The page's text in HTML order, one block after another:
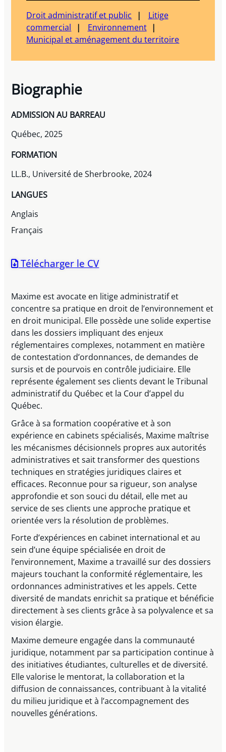
Droit administratif et public
Litige
commercial
Environnement
Municipal et aménagement du territoire
Biographie
ADMISSION AU BARREAU
Québec, 2025
FORMATION
LL.B., Université de Sherbrooke, 2024
LANGUES
Anglais
Français
Télécharger le CV
Maxime est avocate en litige administratif et
concentre sa pratique en droit de l’environnement et
en droit municipal. Elle possède une solide expertise
dans les dossiers impliquant des enjeux
réglementaires complexes, notamment en matière
de contestation d’ordonnances, de demandes de
sursis et de pourvois en contrôle judiciaire. Elle
représente également ses clients devant le Tribunal
administratif du Québec et la Cour d’appel du
Québec.
Grâce à sa formation coopérative et à son
expérience en cabinets spécialisés, Maxime maîtrise
les mécanismes décisionnels propres aux autorités
administratives et sait transformer des questions
techniques en stratégies juridiques claires et
efficaces. Reconnue pour sa rigueur, son analyse
approfondie et son souci du détail, elle met au
service de ses clients une approche pratique et
orientée vers la résolution de problèmes.
Forte d’expériences en cabinet international et au
sein d’une équipe spécialisée en droit de
l’environnement, Maxime a travaillé sur des dossiers
majeurs touchant la conformité réglementaire, les
ordonnances administratives et les appels. Cette
diversité de mandats enrichit sa pratique et bénéficie
directement à ses clients grâce à sa polyvalence et sa
vision élargie.
Maxime demeure engagée dans la communauté
juridique, notamment par sa participation continue à
des initiatives étudiantes, culturelles et de diversité.
Elle valorise le mentorat, la collaboration et la
diffusion de connaissances, contribuant à la vitalité
du milieu juridique et à l’accompagnement des
nouvelles générations.